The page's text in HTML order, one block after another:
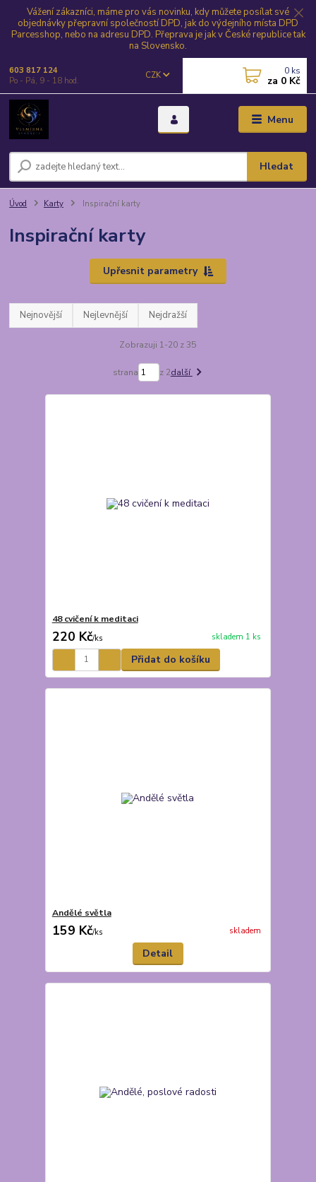
Vážení zákazníci, máme pro vás novinku, kdy můžete posílat své
objednávky přepravní společností DPD, jak do výdejního místa DPD
Parcesshop, nebo na adresu DPD. Přeprava je jak v České republice tak
na Slovensko.
Menu
CZK
Hledat
603 817 124
Po - Pá, 9 - 18 hod.
0 ks
za 0 Kč
Úvod Karty Inspirační karty
Inspirační karty
Upřesnit parametry
Nejnovější Nejlevnější Nejdražší
Zobrazuji 1-20 z 35
strana z 2další
48 cvičení k meditaci
220 Kč/ks skladem 1 ks
Přidat do košíku
Andělé světla
159 Kč/ks skladem
Detail